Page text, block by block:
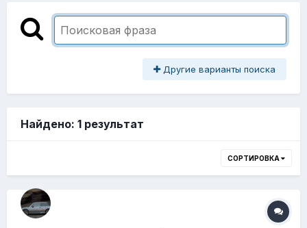
Другие варианты поиска
Найдено: 1 результат
СОРТИРОВКА